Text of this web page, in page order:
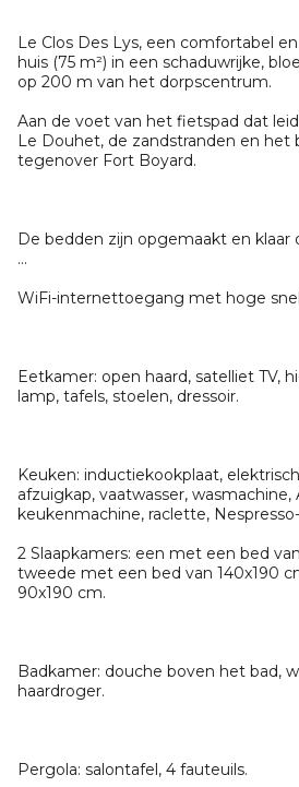
Le Clos Des Lys, een comfortabel
huis (75 m²) in een schaduwrijke,
op 200 m van het dorpscentrum.
Aan de voet van het fietspad dat
Le Douhet, de zandstranden en het
tegenover Fort Boyard.
De bedden zijn opgemaakt en
...
WiFi-internettoegang met hoge
Eetkamer: open haard, satelliet TV,
lamp, tafels, stoelen, dressoir.
Keuken: inductiekookplaat,
afzuigkap, vaatwasser,
keukenmachine, raclette, Nespresso-
2 Slaapkamers: een met een bed
tweede met een bed van 140x190
90x190 cm.
Badkamer: douche boven het bad,
haardroger.
Pergola: salontafel, 4 fauteuils.